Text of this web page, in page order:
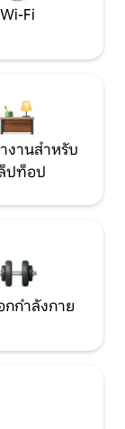
Wi-Fi
านสำหรับ
ปท็อป
กกำลังกาย